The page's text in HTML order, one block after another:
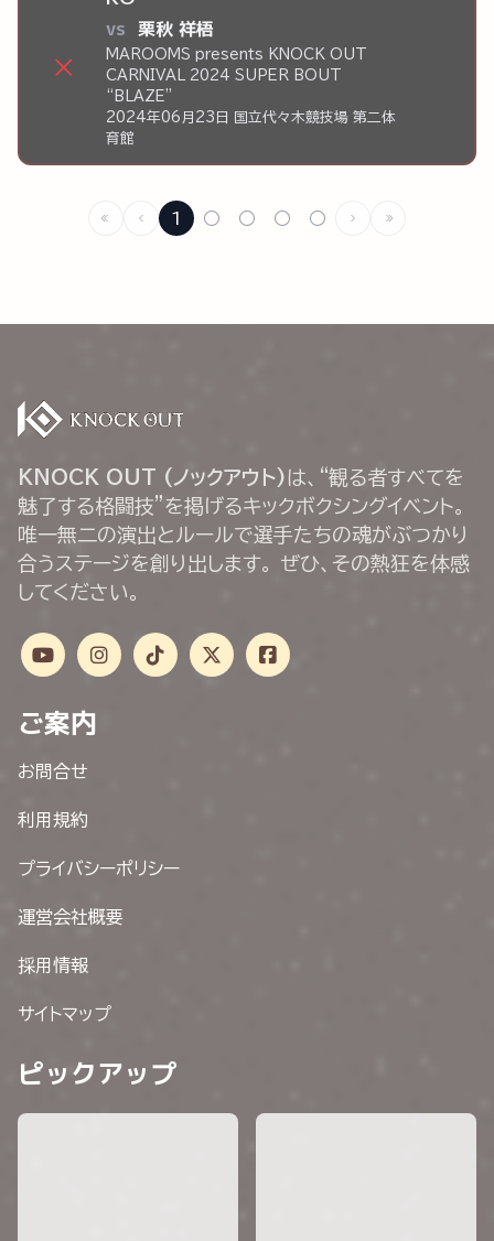
×
vs 栗秋 祥梧
MAROOMS presents KNOCK OUT
CARNIVAL 2024 SUPER BOUT
“BLAZE”
2024年06月23日 国立代々木競技場 第二体
育館
1 ○ ○ ○ ○
KNOCK OUT (ノックアウト) は、“観る者すべてを
魅了する格闘技”を掲げるキックボクシングイベント。
唯一無二の演出とルールで選手たちの魂がぶつかり
合うステージを創り出します。 ぜひ、その熱狂を体感
してください。
ご案内
お問合せ
利用規約
プライバシーポリシー
運営会社概要
採用情報
サイトマップ
ピックアップ